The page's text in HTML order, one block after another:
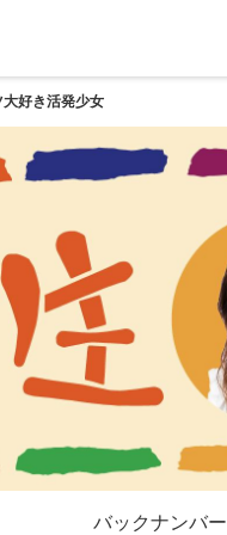
好き活発少女
バックナンバー